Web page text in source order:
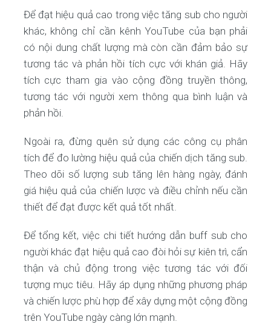
Để đạt hiệu quả cao trong việc tăng sub cho người
khác, không chỉ cần kênh YouTube của bạn phải
có nội dung chất lượng mà còn cần đảm bảo sự
tương tác và phản hồi tích cực với khán giả. Hãy
tích cực tham gia vào cộng đồng truyền thông,
tương tác với người xem thông qua bình luận và
phản hồi.
Ngoài ra, đừng quên sử dụng các công cụ phân
tích để đo lường hiệu quả của chiến dịch tăng sub.
Theo dõi số lượng sub tăng lên hàng ngày, đánh
giá hiệu quả của chiến lược và điều chỉnh nếu cần
thiết để đạt được kết quả tốt nhất.
Để tổng kết, việc chi tiết hướng dẫn buff sub cho
người khác đạt hiệu quả cao đòi hỏi sự kiên trì, cẩn
thận và chủ động trong việc tương tác với đối
tượng mục tiêu. Hãy áp dụng những phương pháp
và chiến lược phù hợp để xây dựng một cộng đồng
trên YouTube ngày càng lớn mạnh.